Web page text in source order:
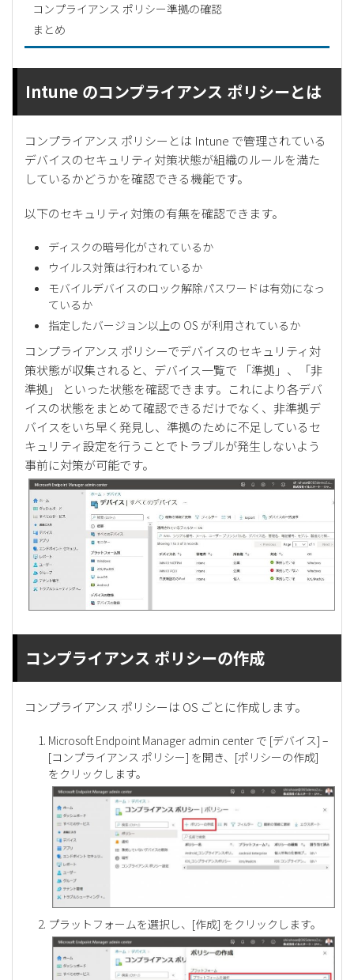
コンプライアンス ポリシー準拠の確認
まとめ
Intune のコンプライアンス ポリシーとは
コンプライアンス ポリシーとは Intune で管理されている
デバイスのセキュリティ対策状態が組織のルールを満た
しているかどうかを確認できる機能です。
以下のセキュリティ対策の有無を確認できます。
ディスクの暗号化がされているか
ウイルス対策は行われているか
モバイルデバイスのロック解除パスワードは有効になっ
ているか
指定したバージョン以上の OS が利用されているか
コンプライアンス ポリシーでデバイスのセキュリティ対
策状態が収集されると、デバイス一覧で 「準拠」、「非
準拠」 といった状態を確認できます。これにより各デバ
イスの状態をまとめて確認できるだけでなく、非準拠デ
バイスをいち早く発見し、準拠のために不足しているセ
キュリティ設定を行うことでトラブルが発生しないよう
事前に対策が可能です。
コンプライアンス ポリシーの作成
コンプライアンス ポリシーは OS ごとに作成します。
Microsoft Endpoint Manager admin center で [デバイス] –
[コンプライアンス ポリシー] を開き、[ポリシーの作成]
をクリックします。
プラットフォームを選択し、[作成] をクリックします。